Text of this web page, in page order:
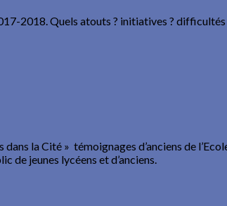
2018. Quels atouts ? initiatives ? difficultés
la Cité » témoignages d’anciens de
jeunes lycéens et d’anciens.